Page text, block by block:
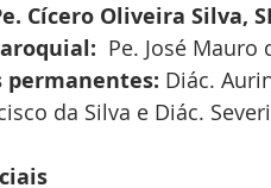
Cícero Oliveira Silva,
Pe. José Mauro
permanentes: Diác.
da Silva e Diác.